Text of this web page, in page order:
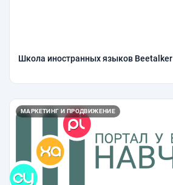
Школа иностранных языков Beetalker
МАРКЕТИНГ И ПРОДВИЖЕНИЕ